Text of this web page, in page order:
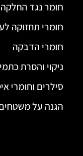
חומר נגד
חומרי תחזוקה
חומרי הדבקה
ניקוי והסרת
סילרים וחומרי
הגנה על